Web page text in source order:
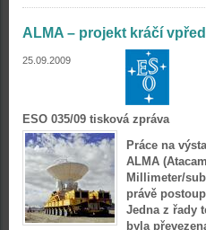
ALMA – projekt kráčí vpřed
25.09.2009
ESO 035/09 tisková zpráva
Práce na
ALMA
Millimeter/
právě
Jedna z řady
byla